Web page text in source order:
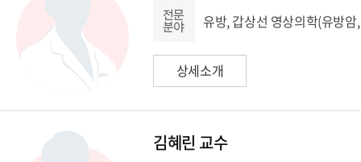
유방, 갑상선 영상의학(유방암
상세소개
김혜린 교수